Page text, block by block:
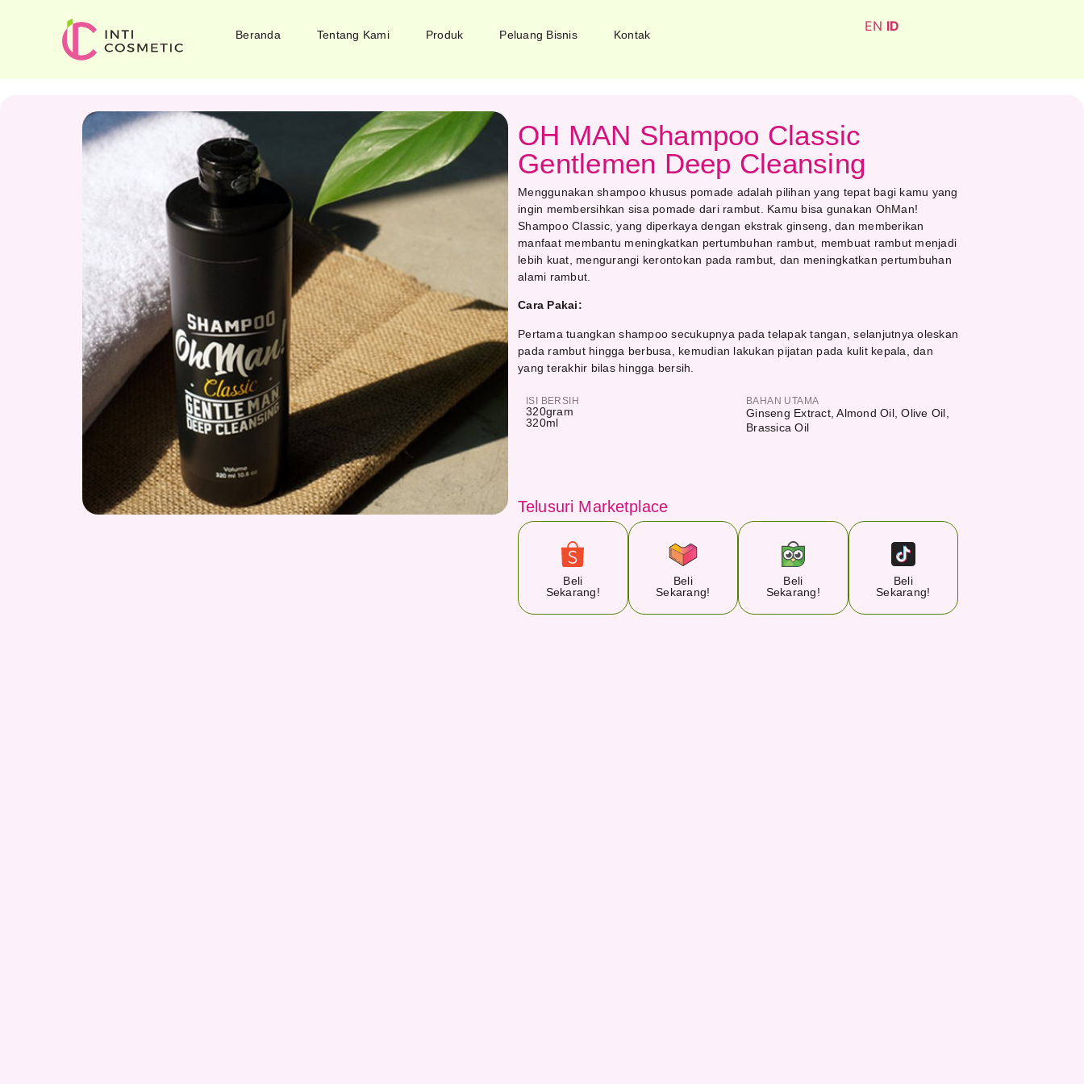
Beranda Tentang Kami Produk Peluang Bisnis Kontak
EN ID
OH MAN Shampoo Classic
Gentlemen Deep Cleansing
Menggunakan shampoo khusus pomade adalah pilihan yang tepat bagi kamu yang
ingin membersihkan sisa pomade dari rambut. Kamu bisa gunakan OhMan!
Shampoo Classic, yang diperkaya dengan ekstrak ginseng, dan memberikan
manfaat membantu meningkatkan pertumbuhan rambut, membuat rambut menjadi
lebih kuat, mengurangi kerontokan pada rambut, dan meningkatkan pertumbuhan
alami rambut.
Cara Pakai:
Pertama tuangkan shampoo secukupnya pada telapak tangan, selanjutnya oleskan
pada rambut hingga berbusa, kemudian lakukan pijatan pada kulit kepala, dan
yang terakhir bilas hingga bersih.
ISI BERSIH
320gram
320ml
BAHAN UTAMA
Ginseng Extract, Almond Oil, Olive Oil,
Brassica Oil
Telusuri Marketplace
Beli
Sekarang!
Beli
Sekarang!
Beli
Sekarang!
Beli
Sekarang!